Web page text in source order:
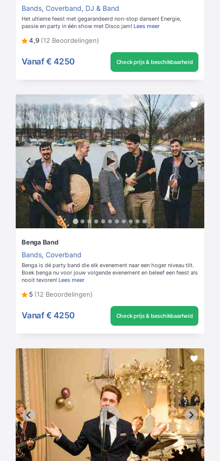
Bands, Coverband, DJ & Band
Het ultieme feest met gegarandeerd non-stop dansen! Energie,
passie en party in één show met Disco jam! Lees meer
4,9 (12 Beoordelingen)
Vanaf € 4250 Check prijs & beschikbaarheid
Benga Band
Bands, Coverband
Benga is dé party band die elk evenement naar een hoger niveau tilt.
Boek benga nu voor jouw volgende evenement en beleef een feest als
nooit tevoren! Lees meer
5 (12 Beoordelingen)
Vanaf € 4250 Check prijs & beschikbaarheid